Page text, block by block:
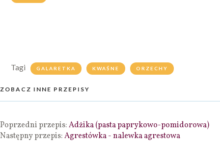
Tagi GALARETKA KWAŚNE ORZECHY
ZOBACZ INNE PRZEPISY
Poprzedni przepis:Adżika (pasta paprykowo-pomidorowa)
Następny przepis:Agrestówka - nalewka agrestowa